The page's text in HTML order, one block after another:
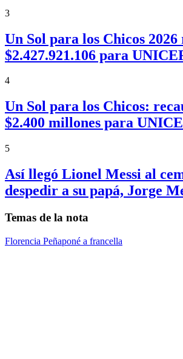
3
Un Sol para los Chicos 2026
$2.427.921.106 para
4
Un Sol para los Chicos:
$2.400 millones para
5
Así llegó Lionel Messi al
despedir a su papá, Jorge
Temas de la nota
Florencia Peñaponé a francella